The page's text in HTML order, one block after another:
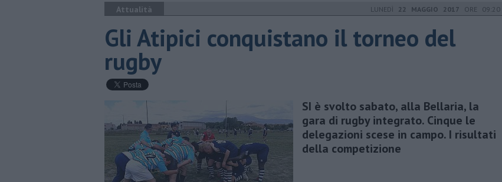
Attualità LUNEDÌ 22 MAGGIO 2017 ORE 09:20
Gli Atipici conquistano il torneo del
rugby
SI è svolto sabato, alla Bellaria, la
gara di rugby integrato. Cinque le
delegazioni scese in campo. I risultati
della competizione